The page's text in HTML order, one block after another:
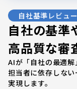
自社基準レビュー
自社の基準
高品質な審
AIが「自社の最適解
担当者に依存しな
実現します。